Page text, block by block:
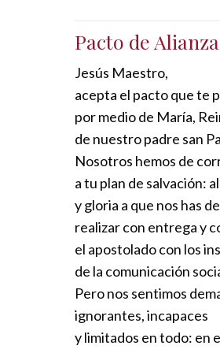
Pacto de Alianza
Jesús Maestro,
acepta el pacto que te
por medio de María,
de nuestro padre san
Nosotros hemos de
a tu plan de salvación:
y gloria a que nos has
realizar con entrega y
el apostolado con los
de la comunicación
Pero nos sentimos
ignorantes, incapaces
y limitados en todo: en